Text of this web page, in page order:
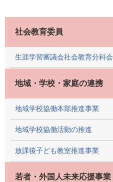
社会教育委員
生涯学習審議会社会教育分科会
地域・学校・家庭の連携
地域学校協働本部推進事業
地域学校協働活動の推進
放課後子ども教室推進事業
若者・外国人未来応援事業